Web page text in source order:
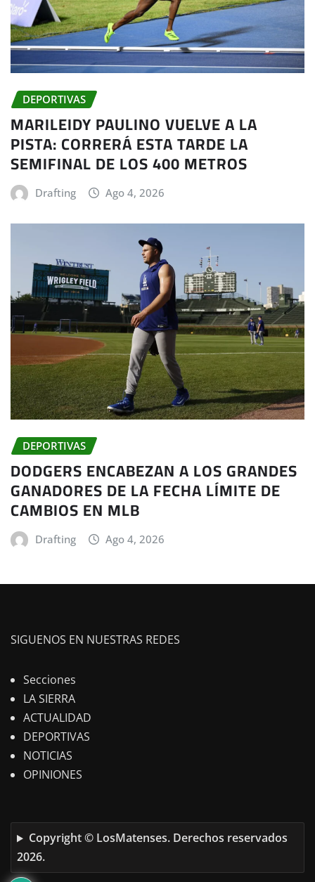
DEPORTIVAS
MARILEIDY PAULINO VUELVE A LA
PISTA: CORRERÁ ESTA TARDE LA
SEMIFINAL DE LOS 400 METROS
Drafting Ago 4, 2026
DEPORTIVAS
DODGERS ENCABEZAN A LOS GRANDES
GANADORES DE LA FECHA LÍMITE DE
CAMBIOS EN MLB
Drafting Ago 4, 2026
SIGUENOS EN NUESTRAS REDES
Secciones
LA SIERRA
ACTUALIDAD
DEPORTIVAS
NOTICIAS
OPINIONES
Copyright © LosMatenses. Derechos reservados
2026.